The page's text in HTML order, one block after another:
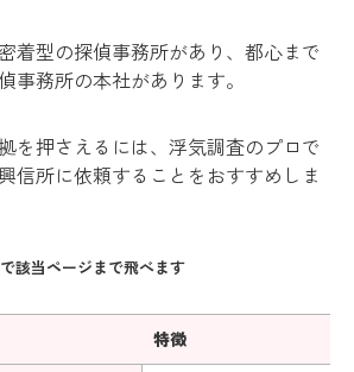
着型の探偵事務所があり、都心まで
事務所の本社があります。
を押さえるには、浮気調査のプロで
信所に依頼することをおすすめしま
該当ページまで飛べます
特徴